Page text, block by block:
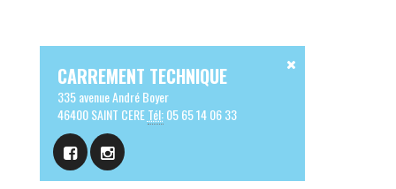
CARREMENT TECHNIQUE
335 avenue André Boyer
46400 SAINT CERETél:05 65 14 06 33